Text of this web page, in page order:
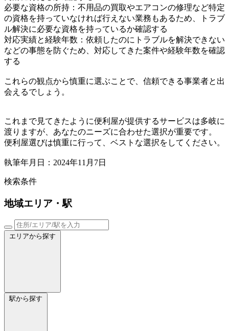
必要な資格の所持：不用品の買取やエアコンの修理など特定
の資格を持っていなければ行えない業務もあるため、トラブ
ル解決に必要な資格を持っているか確認する
対応実績と経験年数：依頼したのにトラブルを解決できない
などの事態を防ぐため、対応してきた案件や経験年数を確認
する
これらの観点から慎重に選ぶことで、信頼できる事業者と出
会えるでしょう。
これまで見てきたように便利屋が提供するサービスは多岐に
渡りますが、あなたのニーズに合わせた選択が重要です。
便利屋選びは慎重に行って、ベストな選択をしてください。
執筆年月日：2024年11月7日
検索条件
地域エリア・駅
エリアから探す
駅から探す